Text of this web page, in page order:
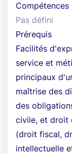
Compétences
Pas défini
Prérequis
Facilités
service et
principaux
maîtrise des
des
civile, et droit
(droit fiscal,
intellectuelle